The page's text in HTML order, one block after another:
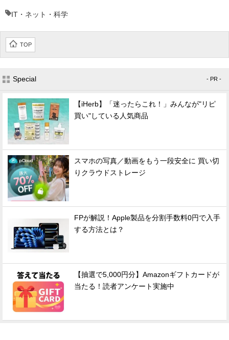
IT・ネット・科学
TOP
Special - PR -
【iHerb】「迷ったらこれ！」みんなが"リピ
買い"している人気商品
スマホの写真／動画をもう一段安全に 買い切
りクラウドストレージ
FPが解説！Apple製品を分割手数料0円で入手
する方法とは？
【抽選で5,000円分】Amazonギフトカードが
当たる！読者アンケート実施中